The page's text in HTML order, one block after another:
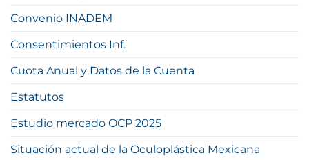
Convenio INADEM
Consentimientos Inf.
Cuota Anual y Datos de la Cuenta
Estatutos
Estudio mercado OCP 2025
Situación actual de la Oculoplástica Mexicana